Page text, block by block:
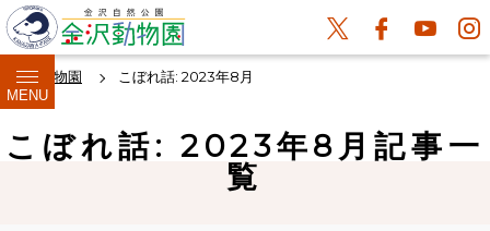
MENU
金沢動物園 こぼれ話: 2023年8月
こぼれ話: 2023年8月記事一
覧